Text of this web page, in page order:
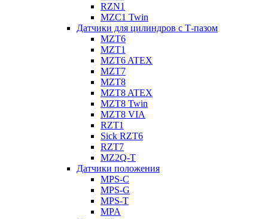
RZN1
MZC1 Twin
Датчики для цилиндров с Т-пазом
MZT6
MZT1
MZT6 ATEX
MZT7
MZT8
MZT8 ATEX
MZT8 Twin
MZT8 VIA
RZT1
Sick RZT6
RZT7
MZ2Q-T
Датчики положения
MPS-C
MPS-G
MPS-T
MPA